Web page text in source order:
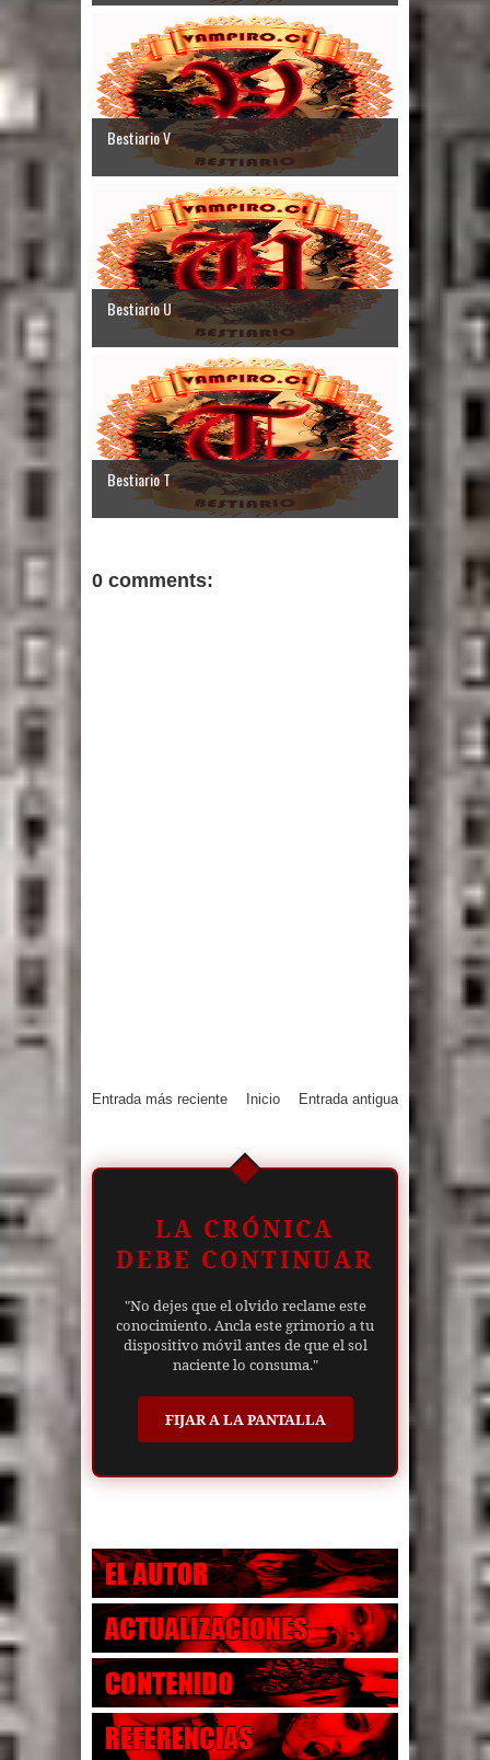
Bestiario V
Bestiario U
Bestiario T
0 comments:
Entrada más reciente Entrada antigua
Inicio
LA CRÓNICA
DEBE CONTINUAR
"No dejes que el olvido reclame este
conocimiento. Ancla este grimorio a tu
dispositivo móvil antes de que el sol
naciente lo consuma."
FIJAR A LA PANTALLA